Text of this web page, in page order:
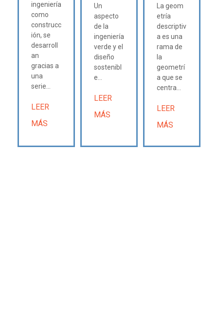
ingeniería
como
construcc
ión, se
desarroll
an
gracias a
una
serie...
LEER
MÁS
Un
aspecto
de la
ingeniería
verde y el
diseño
sostenibl
e...
LEER
MÁS
La geom
etría
descriptiv
a es una
rama de
la
geometrí
a que se
centra...
LEER
MÁS